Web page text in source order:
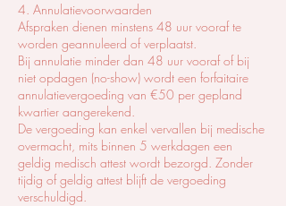
4. Annulatievoorwaarden
Afspraken dienen minstens 48 uur vooraf te
worden geannuleerd of verplaatst.
Bij annulatie minder dan 48 uur vooraf of bij
niet opdagen (no-show) wordt een forfaitaire
annulatievergoeding van €50 per gepland
kwartier aangerekend.
De vergoeding kan enkel vervallen bij medische
overmacht, mits binnen 5 werkdagen een
geldig medisch attest wordt bezorgd. Zonder
tijdig of geldig attest blijft de vergoeding
verschuldigd.